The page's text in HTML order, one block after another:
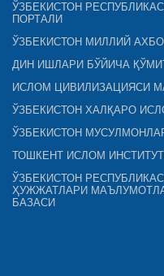
ЎЗБЕКИСТОН
ПОРТАЛИ
ЎЗБЕКИСТОН МИЛЛИЙ
ДИН ИШЛАРИ БЎЙИЧА
ИСЛОМ ЦИВИЛИЗАЦИЯСИ
ЎЗБЕКИСТОН ХАЛҚАРО
ЎЗБЕКИСТОН
ТОШКЕНТ ИСЛОМ
ЎЗБЕКИСТОН
ҲУЖЖАТЛАРИ
БАЗАСИ